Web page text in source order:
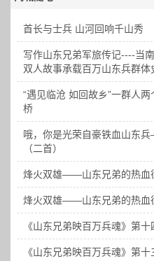
首长与士兵 山河回响千山秀
写作山东兄弟军旅传记----当
双人故事承载百万山东兵群体
“遇见临沧 如回故乡”一群人
桥
哦，你是光荣自豪铁血山东
（二首）
烽火双雄——山东兄弟的热血
烽火双雄——山东兄弟的热血
《山东兄弟映百万兵魂》第
《山东兄弟映百万兵魂》第